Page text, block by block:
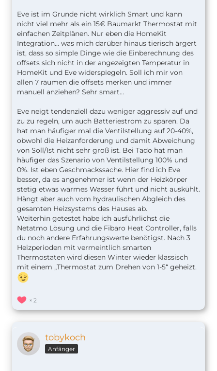
Eve ist im Grunde nicht wirklich Smart und kann
nicht viel mehr als ein 15€ Baumarkt Thermostat mit
einfachen Zeitplänen. Nur eben die HomeKit
Integration... was mich darüber hinaus tierisch ärgert
ist, dass so simple Dinge wie die Einberechnung des
offsets sich nicht in der angezeigten Temperatur in
HomeKit und Eve widerspiegeln. Soll ich mir von
allen 7 räumen die offsets merken und immer
manuell anziehen? Sehr smart...
Eve neigt tendenziell dazu weniger aggressiv auf und
zu zu regeln, um auch Batteriestrom zu sparen. Da
hat man häufiger mal die Ventilstellung auf 20-40%,
obwohl die Heizanforderung und damit Abweichung
von Soll/Ist nicht sehr groß ist. Bei Tado hat man
häufiger das Szenario von Ventilstellung 100% und
0%. Ist eben Geschmackssache. Hier find ich Eve
besser, da es angenehmer ist wenn der Heizkörper
stetig etwas warmes Wasser führt und nicht auskühlt.
Hängt aber auch vom hydraulischen Abgleich des
gesamten Heizsystems des Hauses ab.
Weiterhin getestet habe ich ausführlichst die
Netatmo Lösung und die Fibaro Heat Controller, falls
du noch andere Erfahrungswerte benötigst. Nach 3
Heizperioden mit vermeintlich smarten
Thermostaten wird diesen Winter wieder klassisch
mit einem „Thermostat zum Drehen von 1-5“ geheizt.
2
tobykoch
Anfänger